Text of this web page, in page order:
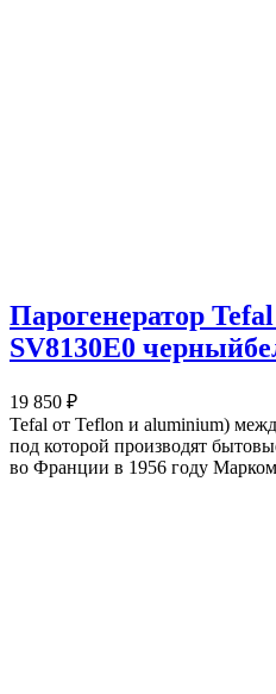
Парогенератор
SV8130E0
19 850 ₽
Tefal от Teflon и aluminium)
под которой производят
во Франции в 1956 году